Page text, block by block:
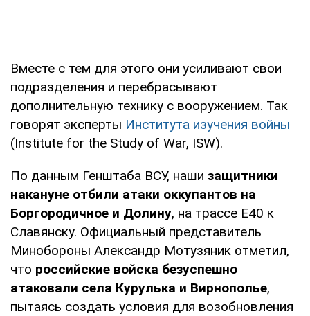
Вместе с тем для этого они усиливают свои
подразделения и перебрасывают
дополнительную технику с вооружением. Так
говорят эксперты Института изучения войны
(Institute for the Study of War, ISW).
По данным Генштаба ВСУ, наши защитники
накануне отбили атаки оккупантов на
Боргородичное и Долину, на трассе Е40 к
Славянску. Официальный представитель
Минобороны Александр Мотузяник отметил,
что российские войска безуспешно
атаковали села Курулька и Вирнополье,
пытаясь создать условия для возобновления